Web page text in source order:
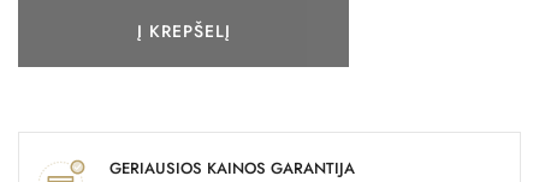
Į KREPŠELĮ
GERIAUSIOS KAINOS GARANTIJA